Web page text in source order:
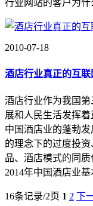
2010-07-18
酒店行业真正的互
展和人民生活发挥着
的理念下的过度投
品、酒店模式的同质
2014年中国酒店业
16条记录/2页 1 2 下
关于我们